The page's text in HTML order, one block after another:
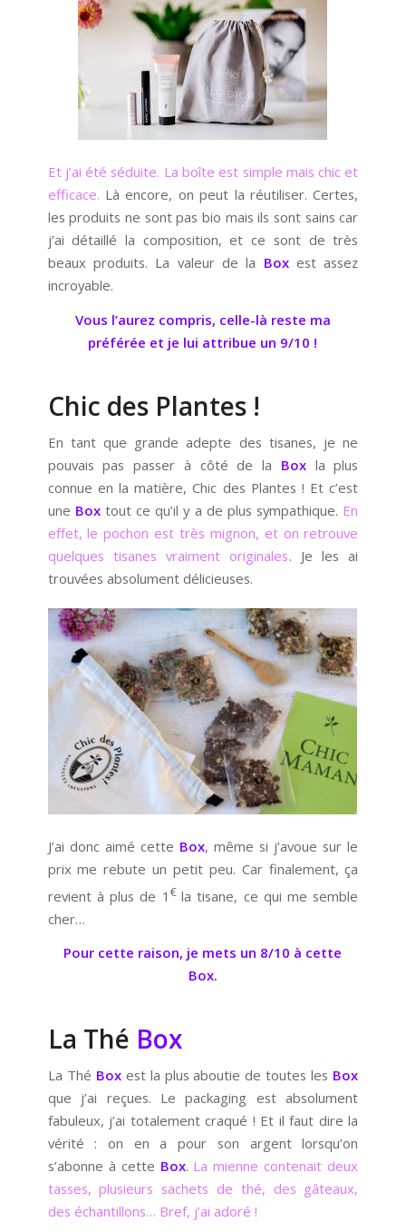
Et j’ai été séduite. La boîte est simple mais chic et
efficace. Là encore, on peut la réutiliser. Certes,
les produits ne sont pas bio mais ils sont sains car
j’ai détaillé la composition, et ce sont de très
beaux produits. La valeur de la Boxest assez
incroyable.
Vous l’aurez compris, celle-là reste ma
préférée et je lui attribue un 9/10 !
Chic des Plantes !
En tant que grande adepte des tisanes, je ne
pouvais pas passer à côté de la Boxla plus
connue en la matière, Chic des Plantes ! Et c’est
une Boxtout ce qu’il y a de plus sympathique. En
effet, le pochon est très mignon, et on retrouve
quelques tisanes vraiment originales. Je les ai
trouvées absolument délicieuses.
J’ai donc aimé cette Box, même si j’avoue sur le
prix me rebute un petit peu. Car finalement, ça
revient à plus de 1 €la tisane, ce qui me semble
cher…
Pour cette raison, je mets un 8/10 à cette
Box.
La Thé Box
La Thé Boxest la plus aboutie de toutes les Box
que j’ai reçues. Le packaging est absolument
fabuleux, j’ai totalement craqué ! Et il faut dire la
vérité : on en a pour son argent lorsqu’on
s’abonne à cette Box. La mienne contenait deux
tasses, plusieurs sachets de thé, des gâteaux,
des échantillons… Bref, j’ai adoré !